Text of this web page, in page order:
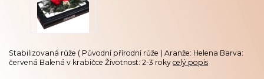
Stabilizovaná růže ( Původní přírodní růže ) Aranže: Helena Barva:
červená Balená v krabičce Životnost: 2-3 roky celý popis